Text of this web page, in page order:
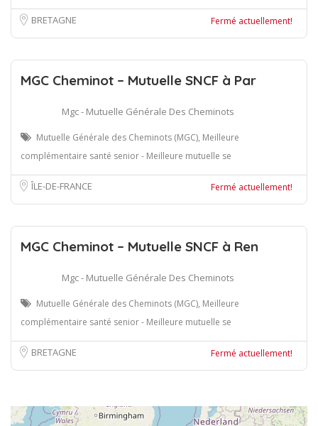
BRETAGNE Fermé actuellement!
MGC Cheminot – Mutuelle SNCF à Par
Mgc - Mutuelle Générale Des Cheminots
Mutuelle Générale des Cheminots (MGC), Meilleure
complémentaire santé senior - Meilleure mutuelle se
ÎLE-DE-FRANCE Fermé actuellement!
MGC Cheminot – Mutuelle SNCF à Ren
Mgc - Mutuelle Générale Des Cheminots
Mutuelle Générale des Cheminots (MGC), Meilleure
complémentaire santé senior - Meilleure mutuelle se
BRETAGNE Fermé actuellement!